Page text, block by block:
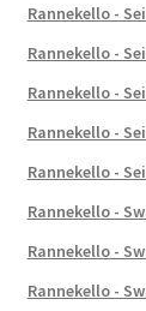
Rannekello -
Rannekello -
Rannekello -
Rannekello -
Rannekello -
Rannekello -
Rannekello -
Rannekello -